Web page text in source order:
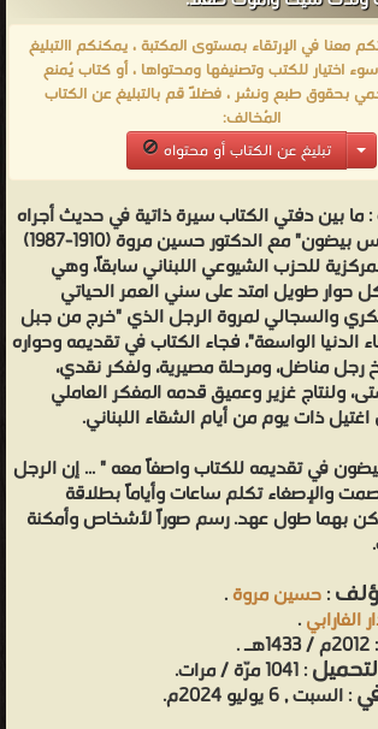
حسين مروة - الدكتور حسين مروّة، (1910 - 17 فبراير 1987)، هو مفكر
اللجنة المركزية للحزب الشيوعي اللبناني سابقاً
لبنان والعالم العربي له العديد من المؤلفات ويعدّ
على الإطلاق كتاب النزعات المادية في الفلسفة
العربية الإسلامية الذي صدر في العام 1978، وأثار جدلا كبيراً في حينه.
عضواً في مجلس تحرير مجلّة النهج الصادرة عن
الاشتراكية في العالم العربي. شارك في تأسيس
اتحاد الكتاب اللبنانيين في العام 1948. ❰ له مجموعة من الإنجازات
تراثنا .. كيف نعرفه ❝ ❞ دراسات في الإسلام ❝ ❞
المنهج الواقعي ❝ ❞ ولدت شيخا وأموت طفلا ❝
❞ النزعات المادية في الفلسفة العربية الإسلامية - ج3 ❝ ❞ النزعات المادية
في الفلسفة العربية الإسلامية - ج2 ❝ ❞ النزعات المادية في الفلسفة
العربية الإسلامية - ج4 ❝ ❞ النزعات المادية في الفلسفة العربية
- ج1 ❝ ❞ المناديل البيض ❝ الناشرين : ❞ دار القلم للنشر
للنشر والتوزيع ❝ ❞ دار الفارابي ❝ ❞ مؤسسة
التراجم والأعلام - مكتبة الكتب والموسوعات
معنا في الإرتقاء بمستوى المكتبة ، يمكنكم االتبليغ
اختيار للكتب وتصنيفها ومحتواها ، أو كتاب يُمنع
بحقوق طبع ونشر ، فضلاً قم بالتبليغ عن الكتاب
المُخالف:
تبليغ عن الكتاب أو محتواه
ما بين دفتي الكتاب سيرة ذاتية في حديث أجراه
الصحافي "عباس بيضون" مع الدكتور حسين مروة (1910-1987)
للحزب الشيوعي اللبناني سابقاً، وهي
حوار طويل امتد على سني العمر الحياتي
والسجالي لمروة الرجل الذي "خرج من جبل
الدنيا الواسعة"، فجاء الكتاب في تقديمه وحواره
رجل مناضل، ومرحلة مصيرية، ولفكر نقدي،
ولنتاج غزير وعميق قدمه المفكر العاملي
ذات يوم من أيام الشقاء اللبناني.
في تقديمه للكتاب واصفاً معه " ... إن الرجل
والإصغاء تكلم ساعات وأياماً بطلاقة
بهما طول عهد. رسم صوراً لأشخاص وأمكنة
:حسين مروة.
الفارابي.
: 2012م / 1433هـ .
: 1041 مرّة / مرات.
: السبت , 6 يوليو 2024م.